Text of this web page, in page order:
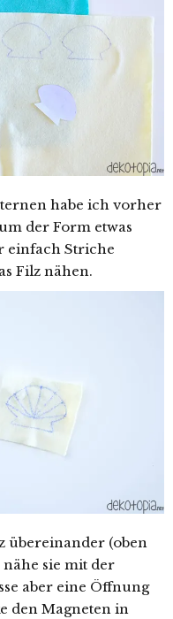
habe ich vorher
der Form etwas
einfach Striche
Filz nähen.
übereinander (oben
sie mit der
aber eine Öffnung
den Magneten in